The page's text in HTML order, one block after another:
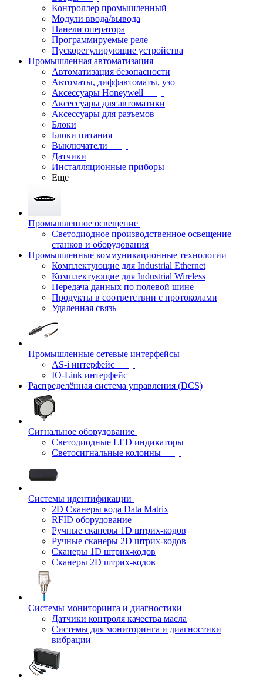
Контроллер промышленный
Модули ввода/вывода
Панели оператора
Программируемые реле
Пускорегулирующие устройства
Промышленная автоматизация
Автоматизация безопасности
Автоматы, диффавтоматы, узо
Аксессуары Honeywell
Аксессуары для автоматики
Аксессуары для разъемов
Блоки
Блоки питания
Выключатели
Датчики
Инсталляционные приборы
Еще
Промышленное освещение
Светодиодное производственное освещение
станков и оборудования
Промышленные коммуникационные технологии
Комплектующие для Industrial Ethernet
Комплектующие для Industrial Wireless
Передача данных по полевой шине
Продукты в соответствии с протоколами
Удаленная связь
Промышленные сетевые интерфейсы
AS-i интерфейс
IO-Link интерфейс
Распределённая система управления (DCS)
Сигнальное оборудование
Светодиодные LED индикаторы
Светосигнальные колонны
Системы идентификации
2D Сканеры кода Data Matrix
RFID оборудование
Ручные сканеры 1D штрих-кодов
Ручные сканеры 2D штрих-кодов
Сканеры 1D штрих-кодов
Сканеры 2D штрих-кодов
Системы мониторинга и диагностики
Датчики контроля качества масла
Системы для мониторинга и диагностики
вибрации